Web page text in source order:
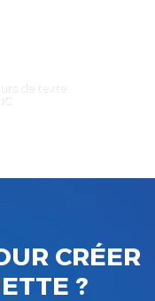
de texte
CRÉER
?